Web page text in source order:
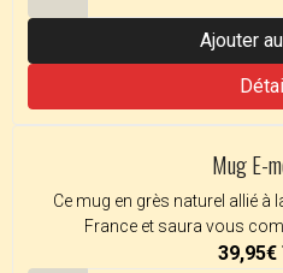
Ajouter
Mug E-
Ce mug en grès naturel allié à
France et saura vous
39,95€